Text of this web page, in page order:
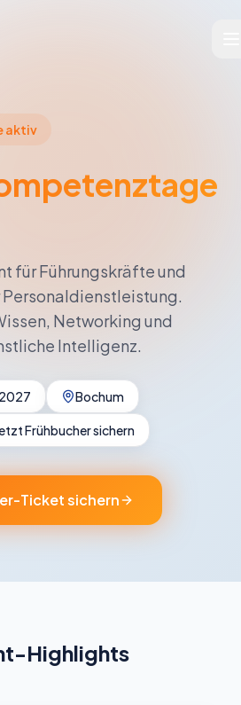
aktiv
für Führungskräfte und
Networking und
Intelligenz.
Bochum
Frühbucher sichern
Ticket sichern
Highlights